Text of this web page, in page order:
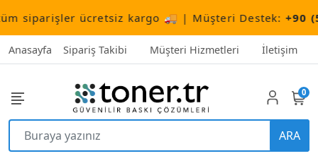
ücretsiz kargo 🚚 | Müşteri Destek:+90
Anasayfa Sipariş Takibi Müşteri Hizmetleri İletişim
ARA
0